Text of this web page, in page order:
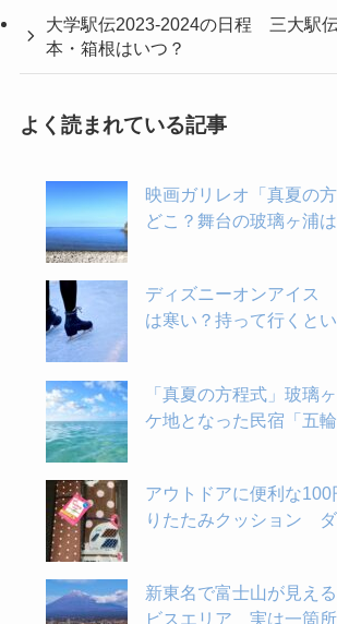
大学駅伝2023-2024の日程 三大駅
本・箱根はいつ？
よく読まれている記事
映画ガリレオ「真夏の
どこ？舞台の玻璃ヶ浦
ディズニーオンアイス
は寒い？持って行くと
「真夏の方程式」玻璃
ケ地となった民宿「五輪
アウトドアに便利な
りたたみクッション
新東名で富士山が見え
ビスエリア 実は一箇所